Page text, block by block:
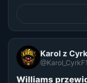
Karol z
@Karol_CyrkF1
Williams